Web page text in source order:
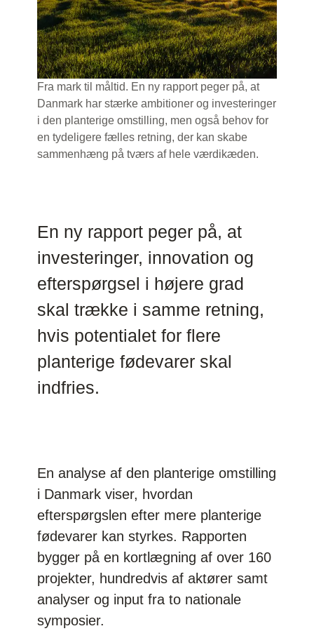
Fra mark til måltid. En ny rapport peger på, at
Danmark har stærke ambitioner og investeringer
i den planterige omstilling, men også behov for
en tydeligere fælles retning, der kan skabe
sammenhæng på tværs af hele værdikæden.
En ny rapport peger på, at
investeringer, innovation og
efterspørgsel i højere grad
skal trække i samme retning,
hvis potentialet for flere
planterige fødevarer skal
indfries.
En analyse af den planterige omstilling
i Danmark viser, hvordan
efterspørgslen efter mere planterige
fødevarer kan styrkes. Rapporten
bygger på en kortlægning af over 160
projekter, hundredvis af aktører samt
analyser og input fra to nationale
symposier.